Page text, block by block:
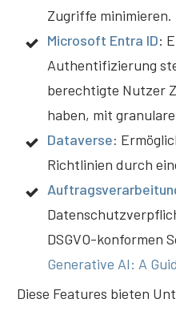
Zugriffe minimieren.
Microsoft Entra ID:
Authentifizierung
berechtigte Nutzer
haben, mit
Dataverse:
Richtlinien durch
DSGVO-konformen
Generative AI: A
Diese Features bieten